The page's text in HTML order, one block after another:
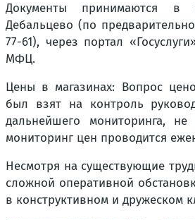
Документы принимаются в
Дебальцево (по
77-61), через портал
МФЦ.
Цены в магазинах: Вопрос
был взят на контроль
дальнейшего мониторинга,
мониторинг цен проводится
Несмотря на существующие
сложной оперативной
в конструктивном и дружеском